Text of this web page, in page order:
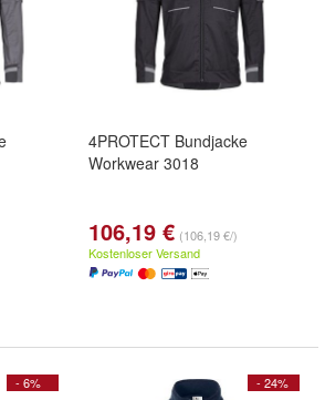
4PROTECT Bundjacke
Workwear 3018
106,19 € (106,19 €/)
Kostenloser Versand
- 6% - 24%